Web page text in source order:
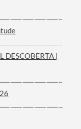
DESCOBERTA |